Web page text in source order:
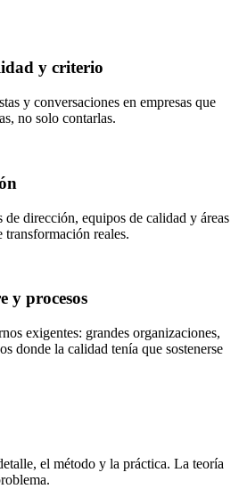
y criterio
y conversaciones en empresas que
no solo contarlas.
dirección, equipos de calidad y áreas
transformación reales.
y procesos
exigentes: grandes organizaciones,
donde la calidad tenía que sostenerse
el método y la práctica. La teoría